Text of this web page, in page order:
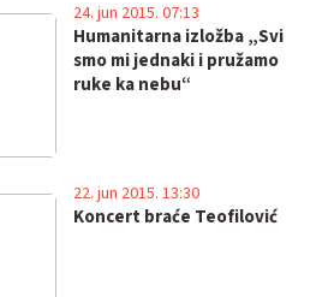
Humanitarna izložba „Svi
smo mi jednaki i pružamo
ruke ka nebu“
24. jun 2015. 07:13
Koncert braće Teofilović
22. jun 2015. 13:30